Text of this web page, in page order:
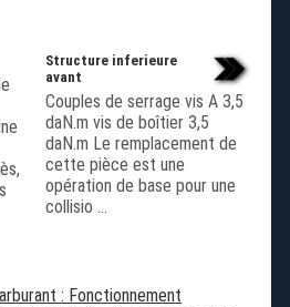
Structure inferieure
avant
Couples de serrage vis A 3,5
daN.m vis de boîtier 3,5
daN.m Le remplacement de
cette pièce est une
opération de base pour une
collisio ...
: Fonctionnement